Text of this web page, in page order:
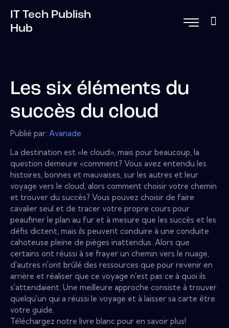
IT Tech Publish
Hub
Les six éléments du
succès du cloud
Publié par: Avanade
La destination est «le cloud», mais pour beaucoup, la
question demeure «comment? Vous avez entendu les
histoires, bonnes et mauvaises, sur les autres et leur
voyage vers le cloud, alors comment choisir votre chemin
et trouver du succès? Vous pouvez choisir de faire
cavalier seul et de tracer votre propre cours pour
peaufiner le plan au fur et à mesure que les succès et les
défis dictent, mais ils peuvent conduire à une conduite
cahoteuse pleine de pièges inattendus. Alors que
certains ont réussi à se frayer un chemin vers le nuage,
d'autres n'ont brûlé des ressources que pour revenir en
arrière et réaliser que ce voyage n'est pas ce à quoi ils
s'attendaient. Une meilleure approche consiste à trouver
quelqu'un qui a réussi le voyage et à laisser sa carte être
votre guide.
Téléchargez notre livre blanc pour en savoir plus!